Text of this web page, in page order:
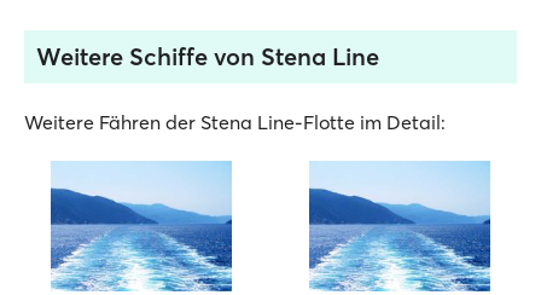
Weitere Schiffe von Stena Line
Weitere Fähren der Stena Line-Flotte im Detail: